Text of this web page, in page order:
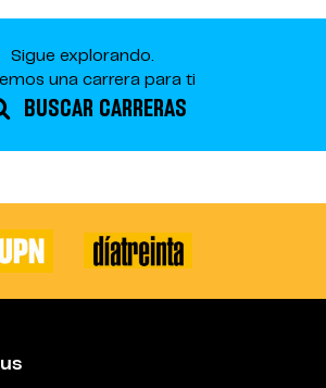
Sigue explorando.
una carrera para ti
BUSCAR CARRERAS